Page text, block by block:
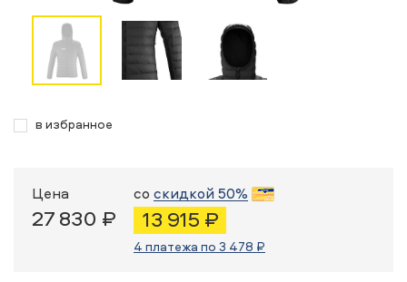
в избранное
Цена
27 830 ₽
со скидкой 50%
13 915 ₽
4 платежа по 3 478 ₽